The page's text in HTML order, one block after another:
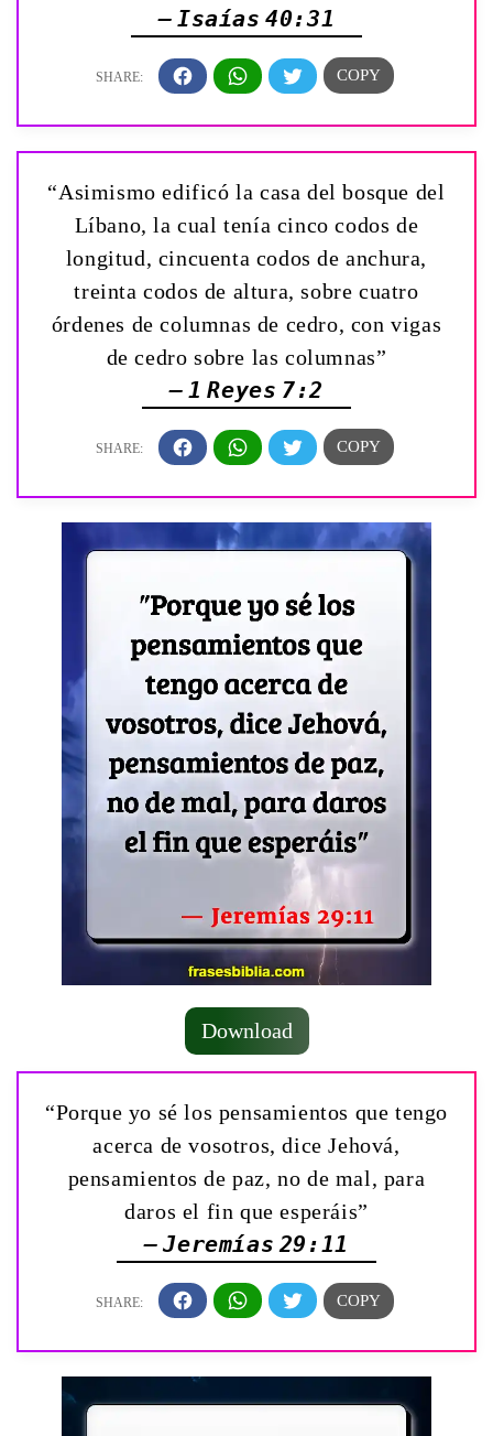
— Isaías 40:31
“Asimismo edificó la casa del bosque del
Líbano, la cual tenía cinco codos de
longitud, cincuenta codos de anchura,
treinta codos de altura, sobre cuatro
órdenes de columnas de cedro, con vigas
de cedro sobre las columnas”
— 1 Reyes 7:2
Download
“Porque yo sé los pensamientos que tengo
acerca de vosotros, dice Jehová,
pensamientos de paz, no de mal, para
daros el fin que esperáis”
— Jeremías 29:11